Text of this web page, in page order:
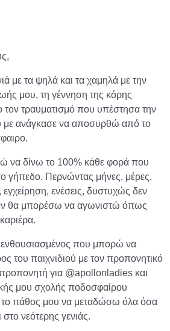
με τα ψηλά και τα χαμηλά με την
μου, τη γέννηση της κόρης
τον τραυματισμό που υπέστησα την
με ανάγκασε να αποσυρθώ από το
να δίνω το 100% κάθε φορά που
γήπεδο. Περνώντας μήνες, μέρες,
εγχείρηση, ενέσεις, δυστυχώς δεν
θα μπορέσω να αγωνιστώ όπως
ενθουσιασμένος που μπορώ να
του παιχνιδιού με τον προπονητικό
για @apollonladies και
μου σχολής ποδοσφαίρου
πάθος μου να μεταδώσω όλα όσα
νεότερης γενιάς.